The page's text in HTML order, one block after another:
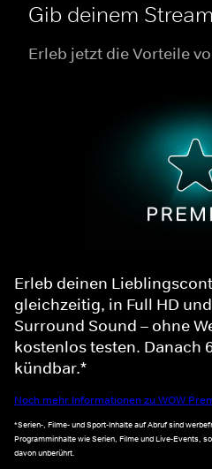
Gib deinem
Erleb jetzt die Vorteile
Erleb deinen
gleichzeitig, in Full HD
Surround Sound – ohne
kostenlos testen. Danach
kündbar.*
Noch mehr Informationen zu WOW
*Serien-, Filme- und Sport-Inhalte auf Abruf sind
Programminhalte wie Serien, Filme und Live-Events,
davon unberührt.